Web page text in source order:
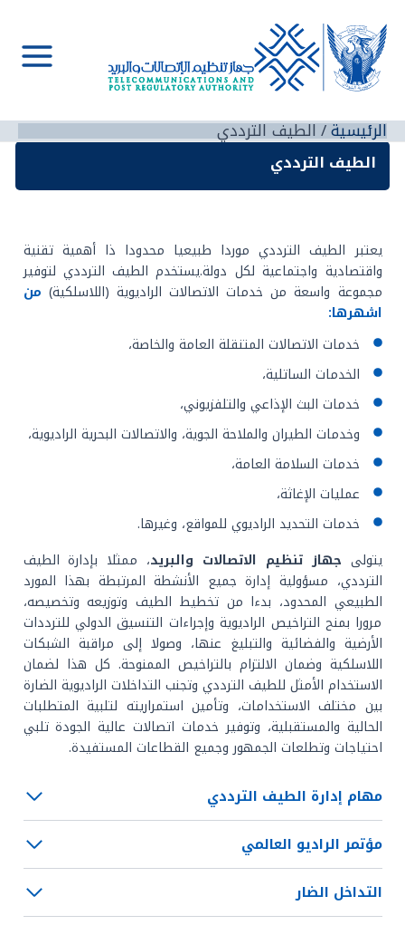
إلى
المحتوى
Main
الرئيسية الطيف الترددي
الطيف الترددي
يعتبر الطيف الترددي موردا طبيعيا محدودا ذا أهمية تقنية
واقتصادية واجتماعية لكل دولة.يستخدم الطيف الترددي لتوفير
مجموعة واسعة من خدمات الاتصالات الراديوية (اللاسلكية) من
اشهرها:
خدمات الاتصالات المتنقلة العامة والخاصة،
الخدمات الساتلية،
خدمات البث الإذاعي والتلفزيوني،
وخدمات الطيران والملاحة الجوية، والاتصالات البحرية الراديوية،
خدمات السلامة العامة،
عمليات الإغاثة،
خدمات التحديد الراديوي للمواقع، وغيرها.
يتولى جهاز تنظيم الاتصالات والبريد، ممثلا بإدارة الطيف
الترددي، مسؤولية إدارة جميع الأنشطة المرتبطة بهذا المورد
الطبيعي المحدود، بدءا من تخطيط الطيف وتوزيعه وتخصيصه،
مرورا بمنح التراخيص الراديوية وإجراءات التنسيق الدولي للترددات
الأرضية والفضائية والتبليغ عنها، وصولا إلى مراقبة الشبكات
اللاسلكية وضمان الالتزام بالتراخيص الممنوحة. كل هذا لضمان
الاستخدام الأمثل للطيف الترددي وتجنب التداخلات الراديوية الضارة
بين مختلف الاستخدامات، وتأمين استمراريته لتلبية المتطلبات
الحالية والمستقبلية، وتوفير خدمات اتصالات عالية الجودة تلبي
احتياجات وتطلعات الجمهور وجميع القطاعات المستفيدة.
مهام إدارة الطيف الترددي
مؤتمر الراديو العالمي
التداخل الضار